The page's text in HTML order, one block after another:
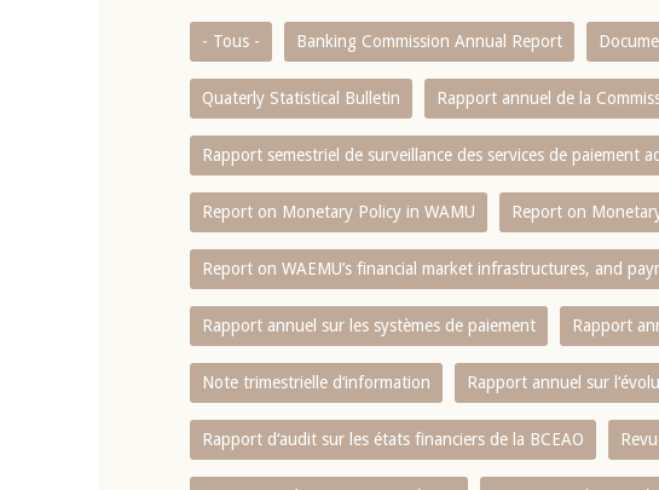
- Tous - Banking Commission Annual Report
Quaterly Statistical Bulletin Rapport annuel de la
Rapport semestriel de surveillance des services de paiement
Report on Monetary Policy in WAMU Report on
Report on WAEMU’s financial market infrastructures, and
Rapport annuel sur les systèmes de paiement Rapport
Note trimestrielle d‘information Rapport annuel sur
Rapport d‘audit sur les états financiers de la BCEAO